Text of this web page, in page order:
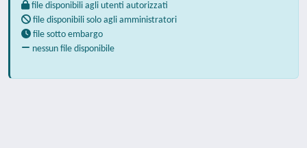
file disponibili agli utenti autorizzati
file disponibili solo agli amministratori
file sotto embargo
nessun file disponibile